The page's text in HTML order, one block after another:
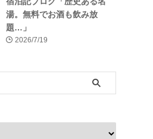
湯。無料でお酒も飲み放
題…」
2026/7/19